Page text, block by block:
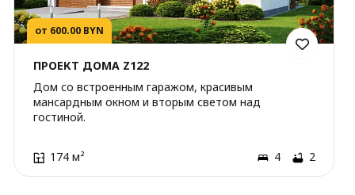
от 600.00 BYN
ПРОЕКТ ДОМА Z122
Дом со встроенным гаражом, красивым
мансардным окном и вторым светом над
гостиной.
174 м² 4 2